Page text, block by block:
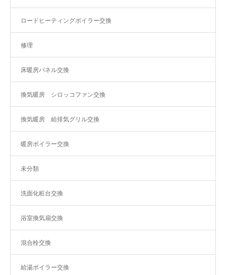
ロードヒーティングボイラー交換
修理
床暖房パネル交換
換気暖房 シロッコファン交換
換気暖房 給排気グリル交換
暖房ボイラー交換
未分類
洗面化粧台交換
浴室換気扇交換
混合栓交換
給湯ボイラー交換